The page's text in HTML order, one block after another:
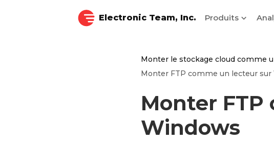
Electronic Team, Inc. Produits
Monter le stockage cloud comme
Monter FTP comme un lecteur sur
Monter
Windows